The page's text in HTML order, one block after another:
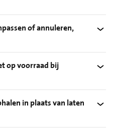
of annuleren,
op voorraad bij
in plaats van laten